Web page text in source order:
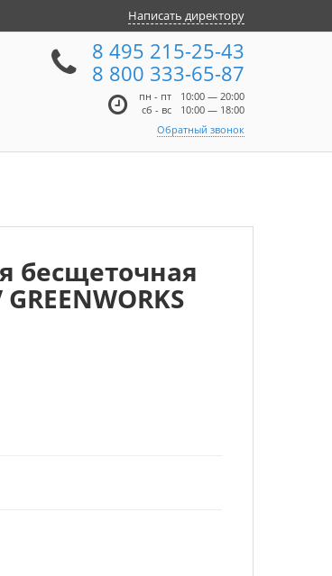
Написать директору
8 495 215-25-43
8 800 333-65-87
пн - пт
10:00 — 20:00
сб - вс
10:00 — 18:00
Обратный звонок
бесщеточная